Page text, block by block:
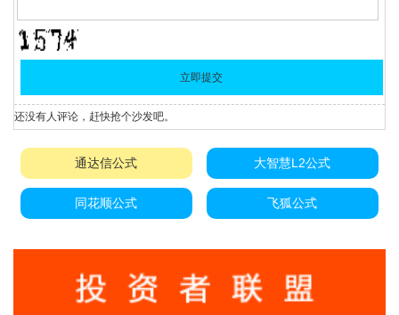
还没有人评论，赶快抢个沙发吧。
通达信公式 大智慧L2公式
同花顺公式 飞狐公式